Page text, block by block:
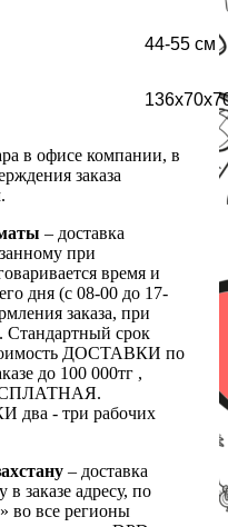
44-55 см
в офисе компании, в
заказа
– доставка
при
время и
дня (с 08-00 до 17-
заказа, при
Стандартный срок
ДОСТАВКИ по
до 100 000тг ,
два - три рабочих
– доставка
в заказе адресу, по
во все регионы